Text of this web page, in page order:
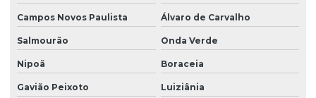
Campos Novos Paulista Álvaro de Carvalho
Salmourão Onda Verde
Nipoã Boraceia
Gavião Peixoto Luiziânia